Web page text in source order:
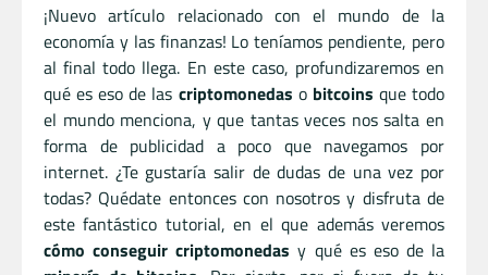
¡Nuevo artículo relacionado con el mundo de la
economía y las finanzas! Lo teníamos pendiente, pero
al final todo llega. En este caso, profundizaremos en
qué es eso de las criptomonedas o bitcoins que todo
el mundo menciona, y que tantas veces nos salta en
forma de publicidad a poco que navegamos por
internet. ¿Te gustaría salir de dudas de una vez por
todas? Quédate entonces con nosotros y disfruta de
este fantástico tutorial, en el que además veremos
cómo conseguir criptomonedas y qué es eso de la